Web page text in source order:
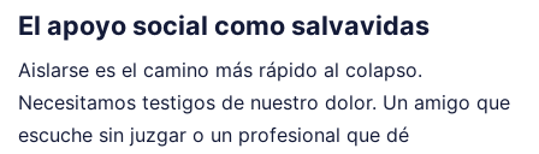
El apoyo social como salvavidas
Aislarse es el camino más rápido al colapso.
Necesitamos testigos de nuestro dolor. Un amigo que
escuche sin juzgar o un profesional que dé